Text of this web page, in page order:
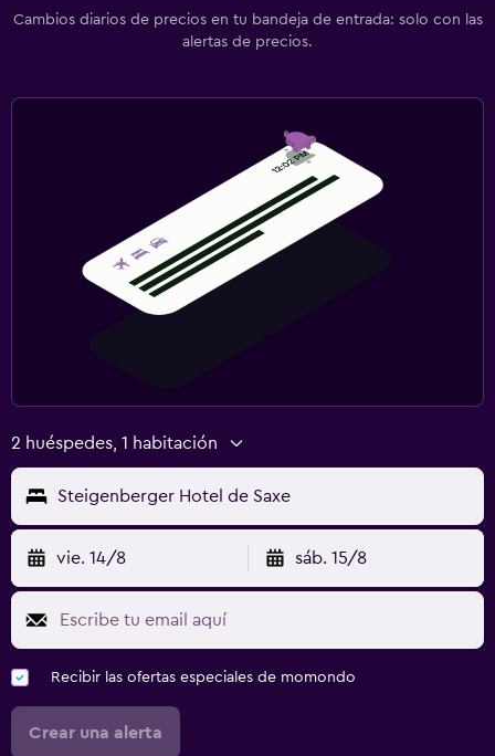
Cambios diarios de precios en tu bandeja de entrada: solo con las
alertas de precios.
2 huéspedes, 1 habitación
Steigenberger Hotel de Saxe
vie. 14/8 sáb. 15/8
Recibir las ofertas especiales de momondo
Crear una alerta